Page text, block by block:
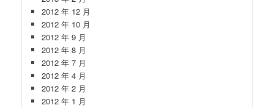
2012 年 12 月
2012 年 10 月
2012 年 9 月
2012 年 8 月
2012 年 7 月
2012 年 4 月
2012 年 2 月
2012 年 1 月